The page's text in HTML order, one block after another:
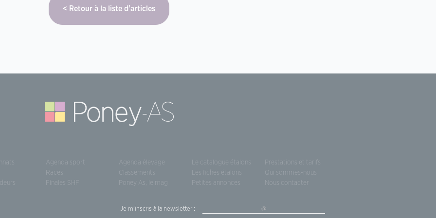
Retour à la liste d'articles
Agenda sport
Races
Finales SHF
Agenda élevage
Classements
Poney As, le mag
Le catalogue étalons
Les fiches étalons
Petites annonces
Prestations et tarifs
Qui sommes-nous
Nous contacter
Je m'inscris à la newsletter :